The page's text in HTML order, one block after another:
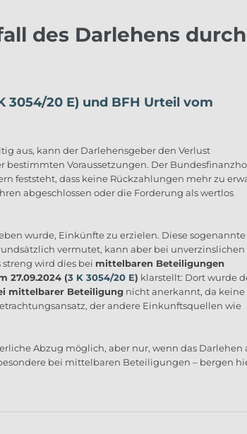
des Darlehens durch
3054/20 E) und BFH Urteil vom
aus, kann der Darlehensgeber den Verlust
Voraussetzungen. Der
feststeht, dass keine Rückzahlungen mehr zu
abgeschlossen oder die Forderung als wertlos
wurde, Einkünfte zu erzielen. Diese sogenannte
vermutet, kann aber bei unverzinslichen
wird dies bei mittelbaren Beteiligungen
27.09.2024 (3 K 3054/20 E) klarstellt: Dort wurde
mittelbarer Beteiligung nicht anerkannt, da keine
der andere Einkunftsquellen wie
Abzug möglich, aber nur, wenn das Darlehen
bei mittelbaren Beteiligungen – bergen